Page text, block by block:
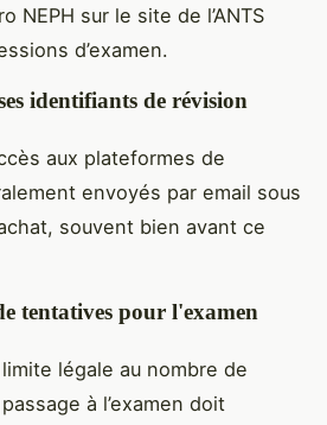
NEPH sur le site de l’ANTS
d’examen.
identifiants de révision
aux plateformes de
envoyés par email sous
souvent bien avant ce
tentatives pour l'examen
légale au nombre de
à l’examen doit